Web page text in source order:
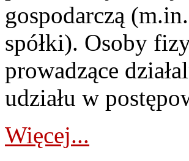
gospodarczą
spółki). Osoby
prowadzące
udziału w
Więcej...